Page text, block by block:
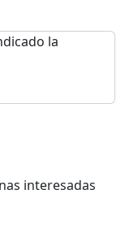
la
interesadas